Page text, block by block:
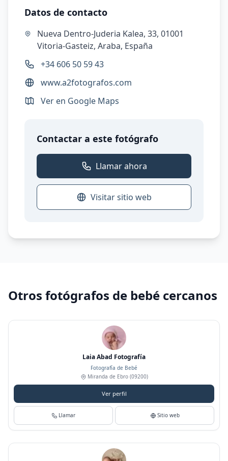
Datos de contacto
Nueva Dentro-Juderia Kalea, 33, 01001
Vitoria-Gasteiz, Araba, España
+34 606 50 59 43
www.a2fotografos.com
Ver en Google Maps
Contactar a este fotógrafo
Llamar ahora
Visitar sitio web
Otros fotógrafos de bebé cercanos
Laia Abad Fotografía
Fotografía de Bebé
Miranda de Ebro(09200)
Ver perfil
Llamar Sitio web